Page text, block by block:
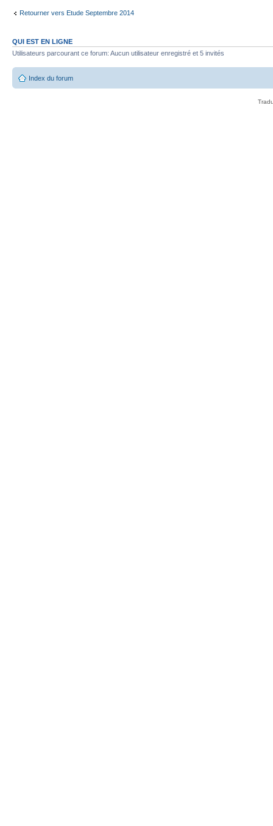
Retourner vers Etude Septembre 2014
QUI EST EN LIGNE
Utilisateurs parcourant ce forum: Aucun utilisateur enregistré et 5 invités
Index du forum